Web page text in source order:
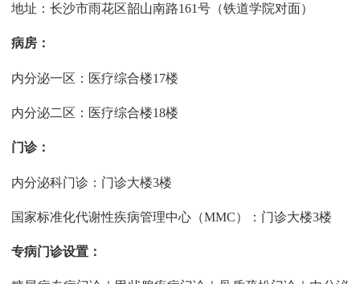
地址：长沙市雨花区韶山南路161号（铁道学院对面）
病房：
内分泌一区：医疗综合楼17楼
内分泌二区：医疗综合楼18楼
门诊：
内分泌科门诊：门诊大楼3楼
国家标准化代谢性疾病管理中心（MMC）：门诊大楼3楼
专病门诊设置：